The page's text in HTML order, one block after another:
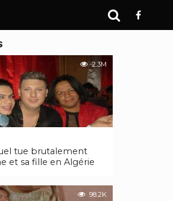
2.3M
tue brutalement
et sa fille en Algérie
98.2K